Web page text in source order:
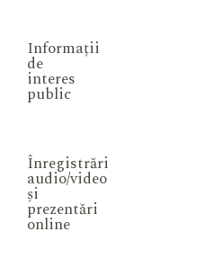
Informații
de
interes
public
Înregistrări
audio/video
și
prezentări
online